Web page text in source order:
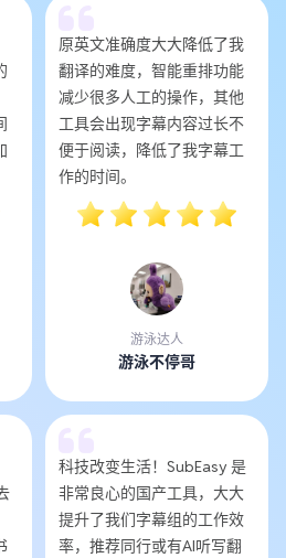
原英文准确度大大降低了我
翻译的难度，智能重排功能
减少很多人工的操作，其他
工具会出现字幕内容过长不
便于阅读，降低了我字幕工
作的时间。
游泳达人
游泳不停哥
科技改变生活！SubEasy 是
非常良心的国产工具，大大
提升了我们字幕组的工作效
率，推荐同行或有AI听写翻